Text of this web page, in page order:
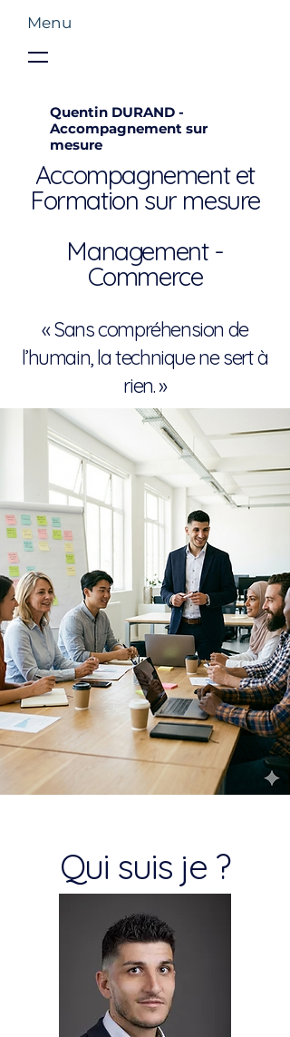
Quentin DURAND -
Accompagnement sur
mesure
Menu
Accompagnement et
Formation sur mesure
​Management -
Commerce
« Sans compréhension de
l’humain, la technique ne sert à
rien. »
Qui suis je ?